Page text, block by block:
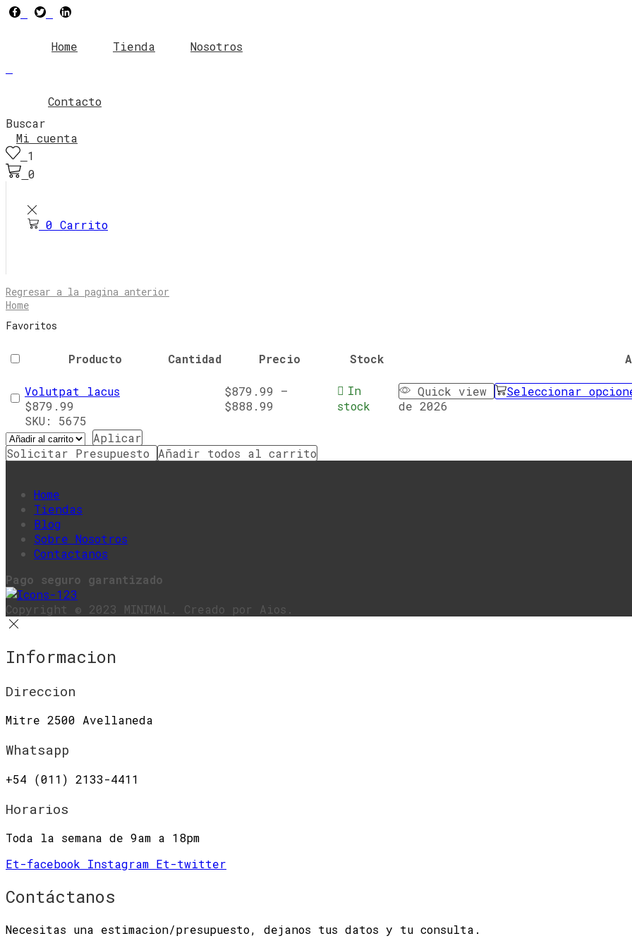
Facebook
TwitterLinkedin
Home Tienda Nosotros
Contacto
Buscar
Mi cuenta
1
0
0 Carrito
Regresar a la pagina anterior
Home
Favoritos
Producto Cantidad Precio Stock
Volutpat lacus
$879.99
SKU: 5675
$879.99 –
$888.99
In
stock
Quick view Seleccionar
de 2026
Aplicar
Solicitar Presupuesto
Añadir todos al carrito
Home
Tiendas
Blog
Sobre Nosotros
Contactanos
Pago seguro garantizado
Copyright © 2023 MINIMAL. Creado por Aios.
Informacion
Direccion
Mitre 2500 Avellaneda
Whatsapp
+54 (011) 2133-4411
Horarios
Toda la semana de 9am a 18pm
Et-facebook Instagram Et-twitter
Contáctanos
Necesitas una estimacion/presupuesto, dejanos tus datos y tu consulta.